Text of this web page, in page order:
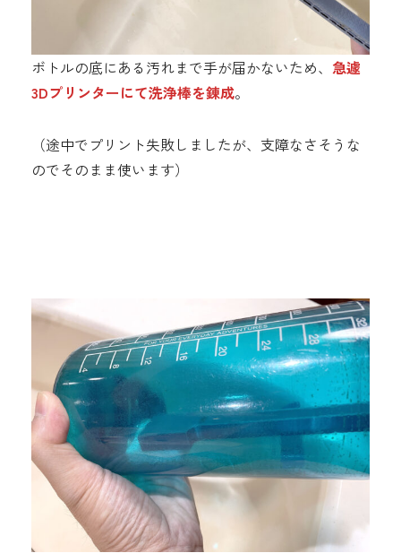
ボトルの底にある汚れまで手が届かないため、 急遽
3Dプリンターにて洗浄棒を錬成。
（途中でプリント失敗しましたが、支障なさそうな
のでそのまま使います）